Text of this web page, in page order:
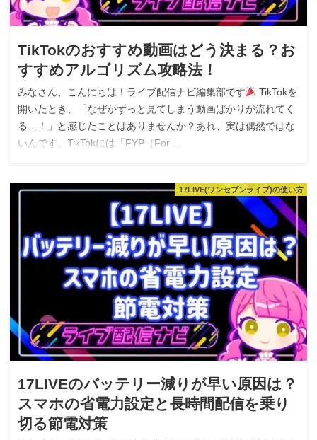
TikTokのおすすめ動画はどう決まる？お
すすめアルゴリズム攻略法！
みなさん、こんにちは！ライブ配信ナビ編集部です
TikTokを
開いたとき、「なぜかずっと見てしまう動画ばかりが流れてく
る…！」と感じたことはありませんか？あれ、実は偶然ではな
いんです。TikTokには「FYP（For …
17LIVE(ワンセブンライブ)の使い方
17LIVEのバッテリー減りが早い原因は？
スマホの省電力設定と長時間配信を乗り
切る節電対策